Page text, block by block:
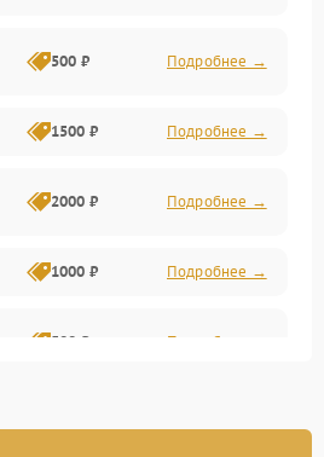
500 ₽ Подробнее →
1500 ₽ Подробнее →
2000 ₽ Подробнее →
1000 ₽ Подробнее →
500 ₽ Подробнее →